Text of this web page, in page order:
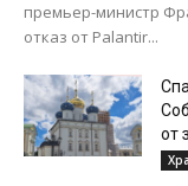
премьер-министр
отказ от Palantir...
от